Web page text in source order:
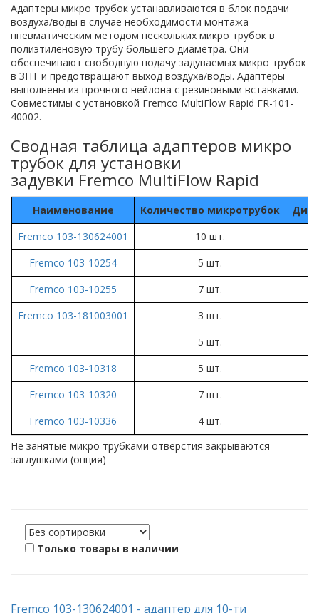
Адаптеры микро трубок устанавливаются в блок подачи
воздуха/воды в случае необходимости монтажа
пневматическим методом нескольких микро трубок в
полиэтиленовую трубу большего диаметра. Они
обеспечивают свободную подачу задуваемых микро трубок
в ЗПТ и предотвращают выход воздуха/воды. Адаптеры
выполнены из прочного нейлона с резиновыми вставками.
Совместимы с установкой Fremco MultiFlow Rapid FR-101-
40002.
Сводная таблица адаптеров микро
трубок для установки
задувки Fremco MultiFlow Rapid
Наименование Количество микротрубок
Fremco 103-130624001
10 шт.
Fremco 103-10254
5 шт.
Fremco 103-10255
7 шт.
Fremco 103-181003001
3 шт.
5 шт.
Fremco 103-10318
5 шт.
Fremco 103-10320
7 шт.
Fremco 103-10336
4 шт.
Не занятые микро трубками отверстия закрываются
заглушками (опция)
Только товары в наличии
Fremco 103-130624001 - адаптер для 10-ти